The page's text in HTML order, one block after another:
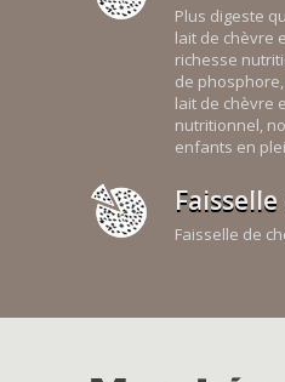
Plus digeste
lait de chèvre
richesse
de
lait de chèvre
nutritionnel,
enfants en
Faisselle de